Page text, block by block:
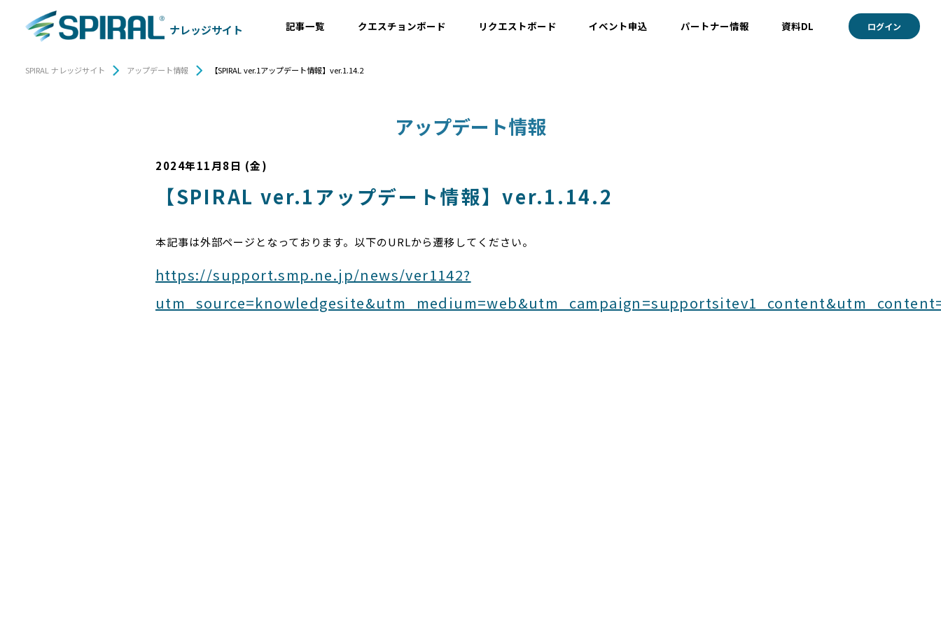
ナレッジサイト 記事一覧
運用情報
開発情報・ナレッジ
設計情報
クエスチョンボード リクエストボード イベント申込 パートナー情報 資料DL ログイン
SPIRAL ナレッジサイト アップデート情報 【SPIRAL ver.1アップデート情報】ver.1.14.2
アップデート情報
2024年11月8日 (金)
【SPIRAL ver.1アップデート情報】ver.1.14.2
本記事は外部ページとなっております。以下のURLから遷移してください。
https://support.smp.ne.jp/news/ver1142?